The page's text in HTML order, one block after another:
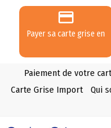
Payer sa carte grise en
Paiement de votre
Carte Grise Import
Qui